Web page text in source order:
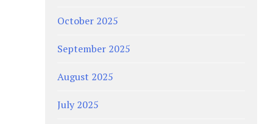
October 2025
September 2025
August 2025
July 2025